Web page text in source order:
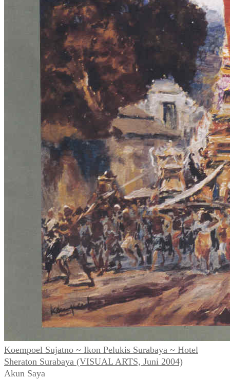
Koempoel Sujatno ~ Ikon Pelukis Surabaya ~ Hotel
Sheraton Surabaya (VISUAL ARTS, Juni 2004)
Akun Saya